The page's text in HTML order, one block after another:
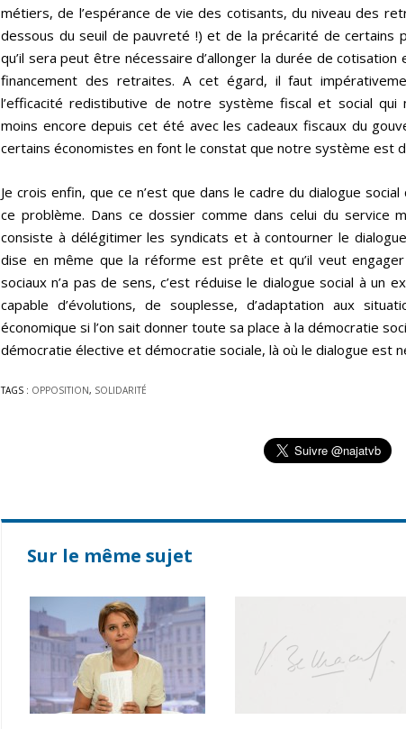
métiers, de l’espérance de vie des cotisants, du niveau des
dessous du seuil de pauvreté !) et de la précarité de certains
qu’il sera peut être nécessaire d’allonger la durée de
financement des retraites. A cet égard, il faut
l’efficacité redistibutive de notre système fiscal et social qui
moins encore depuis cet été avec les cadeaux fiscaux du
certains économistes en font le constat que notre système est
Je crois enfin, que ce n’est que dans le cadre du dialogue
ce problème. Dans ce dossier comme dans celui du service
consiste à délégitimer les syndicats et à contourner le
dise en même que la réforme est prête et qu’il veut
sociaux n’a pas de sens, c’est réduise le dialogue social à un
capable d’évolutions, de souplesse, d’adaptation aux
économique si l’on sait donner toute sa place à la démocratie
démocratie élective et démocratie sociale, là où le dialogue est
TAGS : OPPOSITION, SOLIDARITÉ
Sur le même sujet